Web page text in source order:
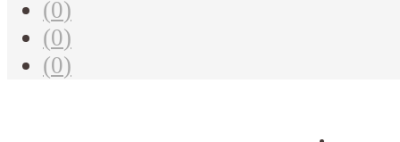
(0)
(0)
(0)